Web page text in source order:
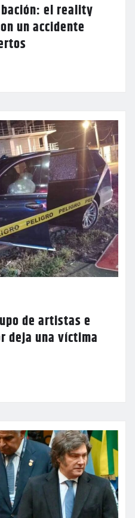
el reality
un accidente
de artistas e
deja una víctima